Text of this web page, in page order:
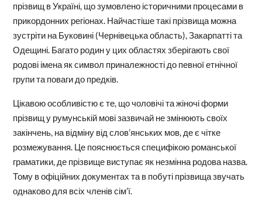
прізвищ в Україні, що зумовлено історичними процесами в
прикордонних регіонах. Найчастіше такі прізвища можна
зустріти на Буковині (Чернівецька область), Закарпатті та
Одещині. Багато родин у цих областях зберігають свої
родові імена як символ приналежності до певної етнічної
групи та поваги до предків.
Цікавою особливістю є те, що чоловічі та жіночі форми
прізвищ у румунській мові зазвичай не змінюють своїх
закінчень, на відміну від слов’янських мов, де є чітке
розмежування. Це пояснюється специфікою романської
граматики, де прізвище виступає як незмінна родова назва.
Тому в офіційних документах та в побуті прізвища звучать
однаково для всіх членів сім’ї.